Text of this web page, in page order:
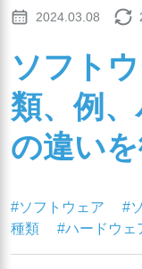
2024.03.08
ソフト
類、例
の違い
#ソフトウェア #
種類
#ハードウェ